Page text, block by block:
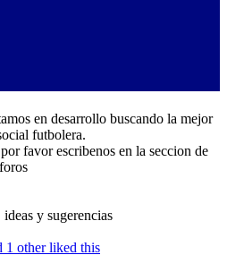
en desarrollo buscando la mejor
futbolera.
favor escribenos en la seccion de
ideas y sugerencias
1 other liked this